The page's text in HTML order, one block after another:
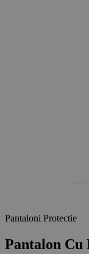
Pantaloni Protectie
Pantalon Cu